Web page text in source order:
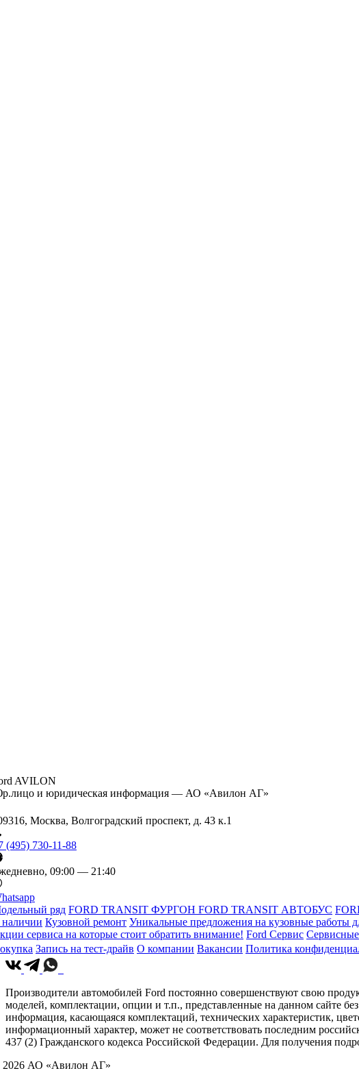
AVILON
и юридическая информация — АО «Авилон АГ»
Москва, Волгоградский проспект, д. 43 к.1
(495) 730-11-88
09:00 — 21:40
ряд FORD TRANSIT ФУРГОН FORD TRANSIT АВТОБУС
Кузовной ремонт Уникальные предложения на кузовные работы
сервиса на которые стоит обратить внимание! Ford Сервис
Запись на тест-драйв О компании Вакансии Политика
Производители автомобилей Ford постоянно совершенствуют свою
моделей, комплектации, опции и т.п., представленные на данном сайте
информация, касающаяся комплектаций, технических характеристик,
информационный характер, может не соответствовать последним
437 (2) Гражданского кодекса Российской Федерации. Для получения
АО «Авилон АГ»